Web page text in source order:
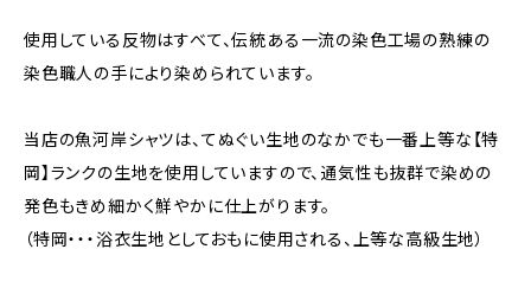
使用している反物はすべて、伝統ある一流の染色工場の熟練の
染色職人の手により染められています。
当店の魚河岸シャツは、てぬぐい生地のなかでも一番上等な【特
岡】ランクの生地を使用していますので、通気性も抜群で染めの
発色もきめ細かく鮮やかに仕上がります。
（特岡・・・浴衣生地としておもに使用される、上等な高級生地）